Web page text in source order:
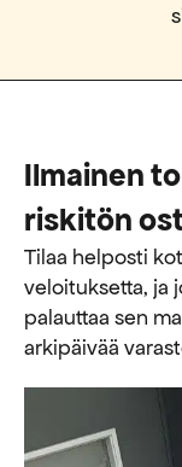
Ilmainen
riskitön
Tilaa helposti
veloituksetta, ja
palauttaa sen
arkipäivää